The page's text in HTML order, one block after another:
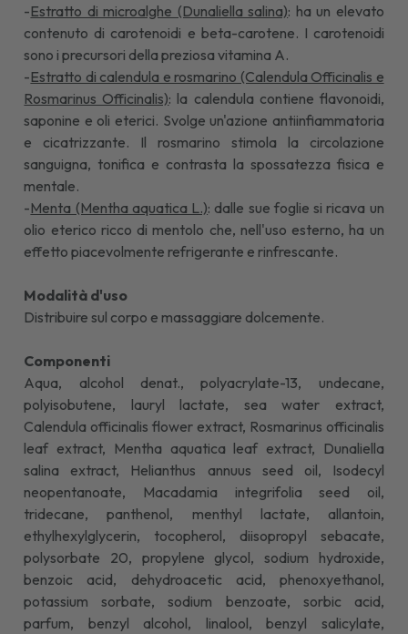
-Estratto di microalghe (Dunaliella salina): ha un elevato
contenuto di carotenoidi e beta-carotene. I carotenoidi
sono i precursori della preziosa vitamina A.
-Estratto di calendula e rosmarino (Calendula Officinalis e
Rosmarinus Officinalis): la calendula contiene flavonoidi,
saponine e oli eterici. Svolge un'azione antiinfiammatoria
e cicatrizzante. Il rosmarino stimola la circolazione
sanguigna, tonifica e contrasta la spossatezza fisica e
mentale.
-Menta (Mentha aquatica L.): dalle sue foglie si ricava un
olio eterico ricco di mentolo che, nell'uso esterno, ha un
effetto piacevolmente refrigerante e rinfrescante.
Modalità d'uso
Distribuire sul corpo e massaggiare dolcemente.
Componenti
Aqua, alcohol denat., polyacrylate-13, undecane,
polyisobutene, lauryl lactate, sea water extract,
Calendula officinalis flower extract, Rosmarinus officinalis
leaf extract, Mentha aquatica leaf extract, Dunaliella
salina extract, Helianthus annuus seed oil, Isodecyl
neopentanoate, Macadamia integrifolia seed oil,
tridecane, panthenol, menthyl lactate, allantoin,
ethylhexylglycerin, tocopherol, diisopropyl sebacate,
polysorbate 20, propylene glycol, sodium hydroxide,
benzoic acid, dehydroacetic acid, phenoxyethanol,
potassium sorbate, sodium benzoate, sorbic acid,
parfum, benzyl alcohol, linalool, benzyl salicylate,